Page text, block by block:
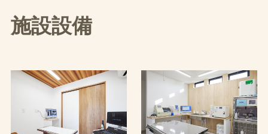
施設設備